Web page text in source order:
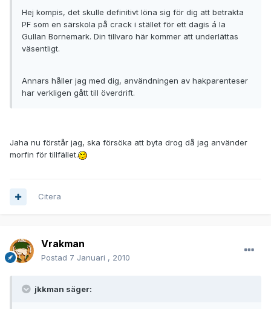
Hej kompis, det skulle definitivt löna sig för dig att betrakta
PF som en särskola på crack i stället för ett dagis á la
Gullan Bornemark. Din tillvaro här kommer att underlättas
väsentligt.
Annars håller jag med dig, användningen av hakparenteser
har verkligen gått till överdrift.
Jaha nu förstår jag, ska försöka att byta drog då jag använder
morfin för tillfället.
Citera
Vrakman
Postad 7 Januari , 2010
jkkman säger: